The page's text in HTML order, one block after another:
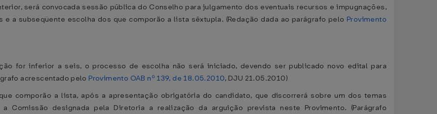
será convocada sessão pública do Conselho para julgamento dos eventuais recursos e impugnações,
a subseqüente escolha dos que comporão a lista sêxtupla. (Redação dada ao parágrafo pelo Provimento
for inferior a seis, o processo de escolha não será iniciado, devendo ser publicado novo edital para
acrescentado pelo Provimento OAB nº 139, de 18.05.2010, DJU 21.05.2010)
comporão a lista, após a apresentação obrigatória do candidato, que discorrerá sobre um dos temas
Comissão designada pela Diretoria a realização da arguição prevista neste Provimento. (Parágrafo